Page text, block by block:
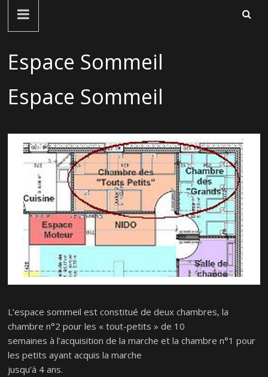
Espace Sommeil
Espace Sommeil
L’espace sommeil est constitué de deux chambres, la
chambre n°2 pour les « tout-petits » de 10
semaines à l’acquisition de la marche et la chambre n°1 pour
les petits ayant acquis la marche
jusqu’à 4 ans.